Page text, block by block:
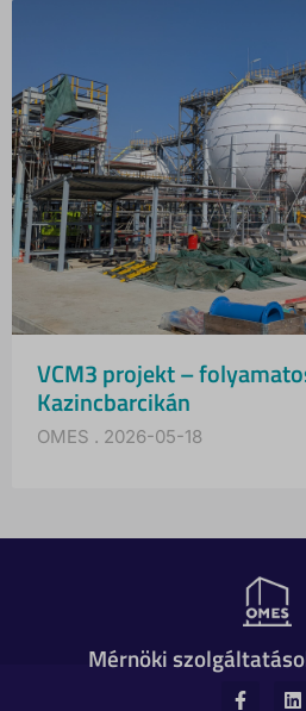
VCM3 projekt –
Kazincbarcikán
OMES 2026-05-18
Mérnöki